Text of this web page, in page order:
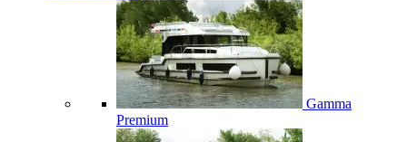
Gamma
Premium